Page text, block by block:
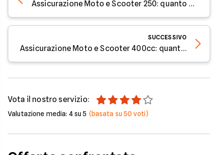
Assicurazione Moto e Scooter 250: quanto costa?
SUCCESSIVO
Assicurazione Moto e Scooter 400cc: quanto costa?
Vota il nostro servizio:
Valutazione media: 4su 5 (basata su50 voti)